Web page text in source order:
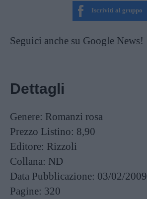
Iscriviti al gruppo
Seguici anche su Google News!
Dettagli
Genere: Romanzi rosa
Prezzo Listino: 8,90
Editore: Rizzoli
Collana: ND
Data Pubblicazione: 03/02/2009
Pagine: 320